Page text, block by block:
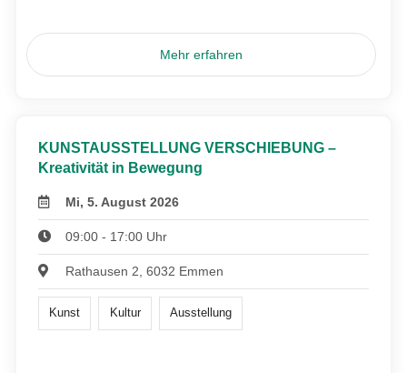
Mehr erfahren
KUNSTAUSSTELLUNG VERSCHIEBUNG –
Kreativität in Bewegung
Mi, 5. August 2026
09:00 - 17:00 Uhr
Rathausen 2, 6032 Emmen
Kunst Kultur Ausstellung